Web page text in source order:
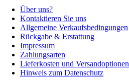
Über uns?
Kontaktieren Sie uns
Allgemeine Verkaufsbedingungen
Rückgabe & Erstattung
Impressum
Zahlungsarten
Lieferkosten und Versandoptionen
Hinweis zum Datenschutz